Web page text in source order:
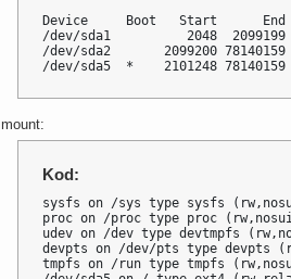
Device     Boot   Start      End
/dev/sda1          2048  2099199
/dev/sda2       2099200 78140159
/dev/sda5  *    2101248 78140159
mount:
Kod:
sysfs on /sys type sysfs
proc on /proc type proc
udev on /dev type devtmpfs
devpts on /dev/pts type devpts
tmpfs on /run type tmpfs